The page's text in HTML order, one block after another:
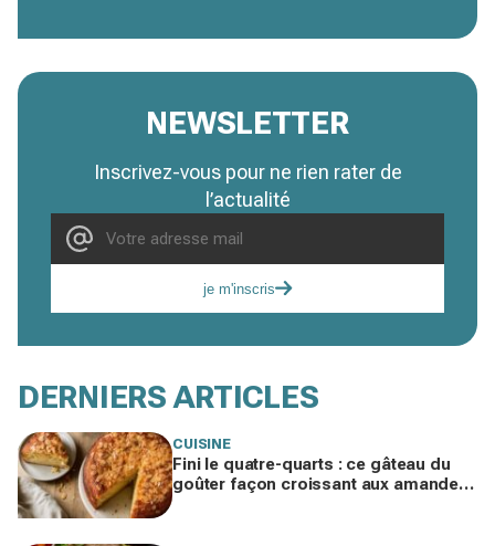
NEWSLETTER
Inscrivez-vous pour ne rien rater de
l’actualité
je m'inscris
DERNIERS ARTICLES
CUISINE
Fini le quatre-quarts : ce gâteau du
goûter façon croissant aux amandes,